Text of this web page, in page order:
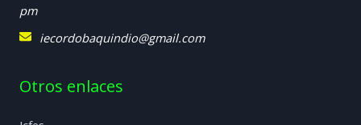
pm
iecordobaquindio@gmail.com
Otros enlaces